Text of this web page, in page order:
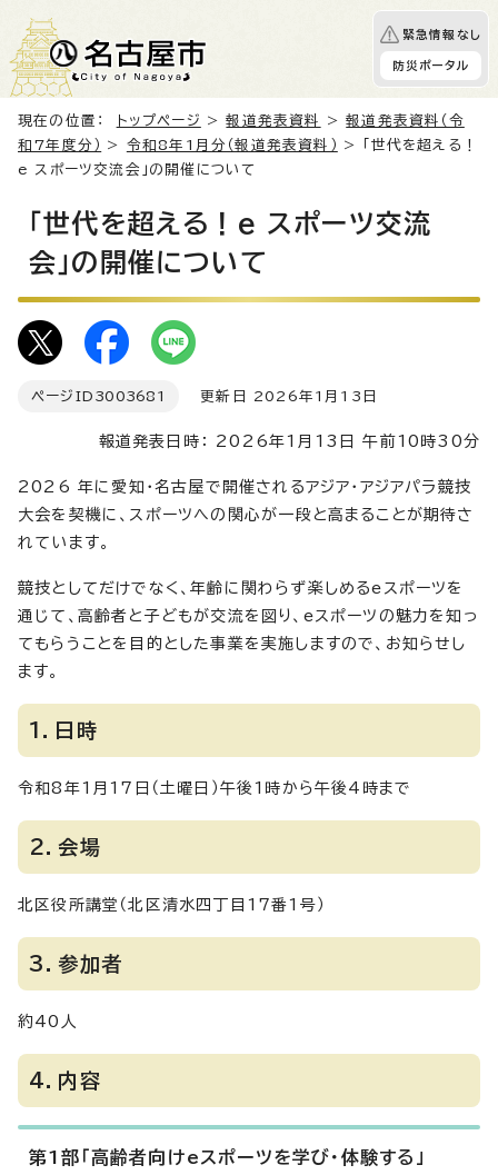
緊急情報なし
防災ポータル
現在の位置： トップページ >報道発表資料 >報道発表資料（令
和7年度分）
> 令和8年1月分（報道発表資料）
> 「世代を超える！
e スポーツ交流会」の開催について
「世代を超える！e スポーツ交流
会」の開催について
ページID 3003681 更新日 2026年1月13日
報道発表日時： 2026年1月13日 午前10時30分
2026 年に愛知・名古屋で開催されるアジア・アジアパラ競技
大会を契機に、スポーツへの関心が一段と高まることが期待さ
れています。
競技としてだけでなく、年齢に関わらず楽しめるeスポーツを
通じて、高齢者と子どもが交流を図り、eスポーツの魅力を知っ
てもらうことを目的とした事業を実施しますので、お知らせし
ます。
1．日時
令和8年1月17日（土曜日）午後1時から午後4時まで
2．会場
北区役所講堂（北区清水四丁目17番1号）
3．参加者
約40人
4．内容
第1部「高齢者向けeスポーツを学び・体験する」